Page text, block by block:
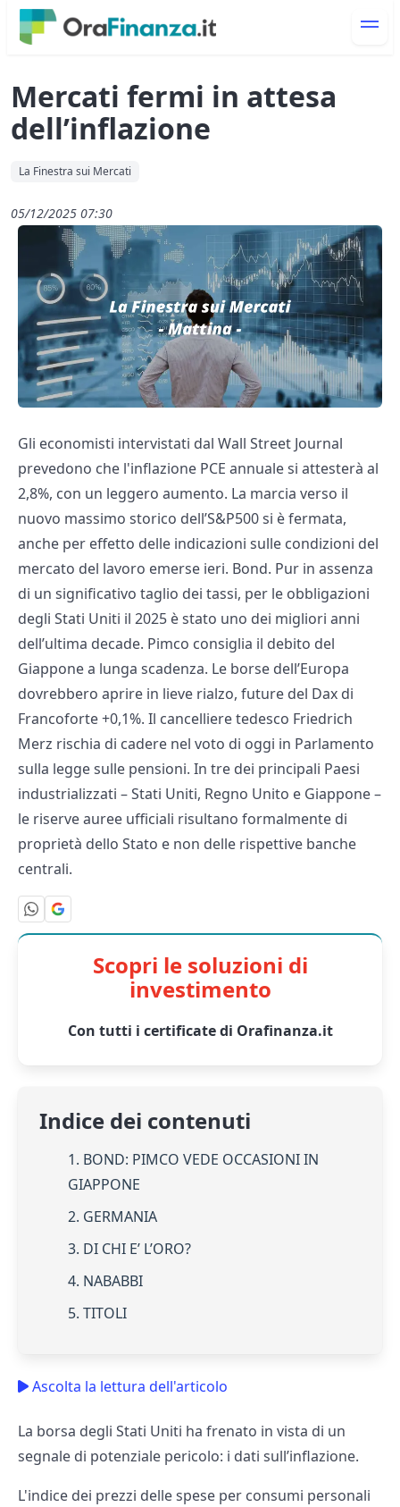
Mercati fermi in attesa
dell’inflazione
La Finestra sui Mercati
05/12/2025 07:30
Gli economisti intervistati dal Wall Street Journal
prevedono che l'inflazione PCE annuale si attesterà al
2,8%, con un leggero aumento. La marcia verso il
nuovo massimo storico dell’S&P500 si è fermata,
anche per effetto delle indicazioni sulle condizioni del
mercato del lavoro emerse ieri. Bond. Pur in assenza
di un significativo taglio dei tassi, per le obbligazioni
degli Stati Uniti il 2025 è stato uno dei migliori anni
dell’ultima decade. Pimco consiglia il debito del
Giappone a lunga scadenza. Le borse dell’Europa
dovrebbero aprire in lieve rialzo, future del Dax di
Francoforte +0,1%. Il cancelliere tedesco Friedrich
Merz rischia di cadere nel voto di oggi in Parlamento
sulla legge sulle pensioni. In tre dei principali Paesi
industrializzati – Stati Uniti, Regno Unito e Giappone –
le riserve auree ufficiali risultano formalmente di
proprietà dello Stato e non delle rispettive banche
centrali.
Scopri le soluzioni di
investimento
Con tutti i certificate di Orafinanza.it
Indice dei contenuti
1. BOND: PIMCO VEDE OCCASIONI IN
GIAPPONE
2. GERMANIA
3. DI CHI E’ L’ORO?
4. NABABBI
5. TITOLI
Ascolta la lettura dell'articolo
La borsa degli Stati Uniti ha frenato in vista di un
segnale di potenziale pericolo: i dati sull’inflazione.
L'indice dei prezzi delle spese per consumi personali